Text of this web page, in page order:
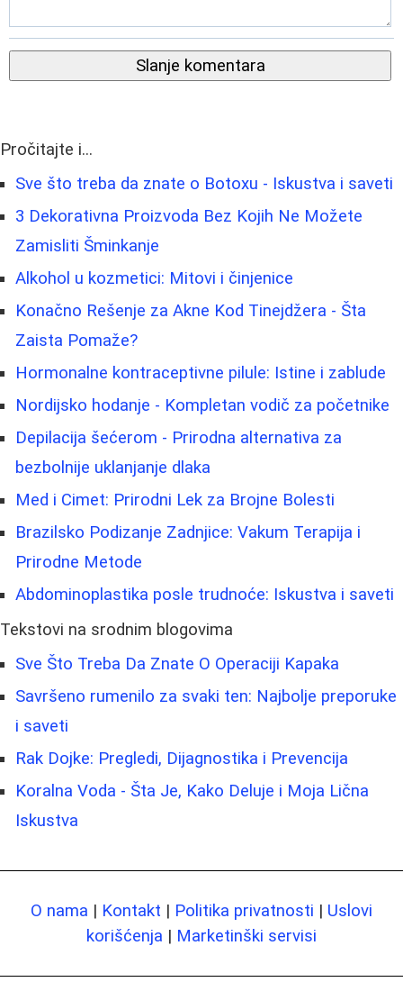
Slanje komentara
Pročitajte i...
Sve što treba da znate o Botoxu - Iskustva i saveti
3 Dekorativna Proizvoda Bez Kojih Ne Možete
Zamisliti Šminkanje
Alkohol u kozmetici: Mitovi i činjenice
Konačno Rešenje za Akne Kod Tinejdžera - Šta
Zaista Pomaže?
Hormonalne kontraceptivne pilule: Istine i zablude
Nordijsko hodanje - Kompletan vodič za početnike
Depilacija šećerom - Prirodna alternativa za
bezbolnije uklanjanje dlaka
Med i Cimet: Prirodni Lek za Brojne Bolesti
Brazilsko Podizanje Zadnjice: Vakum Terapija i
Prirodne Metode
Abdominoplastika posle trudnoće: Iskustva i saveti
Tekstovi na srodnim blogovima
Sve Što Treba Da Znate O Operaciji Kapaka
Savršeno rumenilo za svaki ten: Najbolje preporuke
i saveti
Rak Dojke: Pregledi, Dijagnostika i Prevencija
Koralna Voda - Šta Je, Kako Deluje i Moja Lična
Iskustva
O nama | Kontakt | Politika privatnosti | Uslovi
korišćenja | Marketinški servisi